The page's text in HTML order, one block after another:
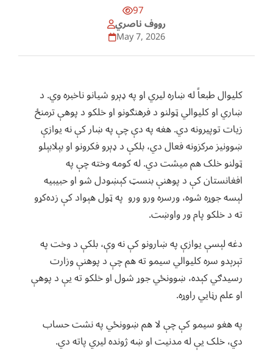
97
رووف ناصري
May 7, 2026
کلیوال طبعاً له ښاره ليري او په ډېرو شیانو ناخبره وي. د
ښاري او کلیوالي ټولنو د فرهنګونو او خلکو د پوهې ترمنځ
زیات توپیرونه دي. هغه په دې چې په ښار کې نه یوازې
ښوونیز مرکزونه فعال دي، بلکې د ډېرو فکرونو او بېلابېلو
ټولنو خلک هم میشت دي. له کومه وخته چې په
افغانستان کې د پوهنې بنسټ کېښودل شو او حبیبیه
لېسه جوړه شوه، ورسره ورو ورو په ټول هېواد کې زده‌کړو
ته د خلکو پام ور واوښت.
دغه لېسې یوازې په ښارونو کې نه وې، بلکې د وخت په
تېرېدو سره کلیوالي سیمو ته هم چې د پوهنې وزارت
رسیدګي کېده، ښوونځي جوړ شول او خلکو ته یې د پوهې
او علم رڼایي راوړه.
په هغو سیمو کې چې لا هم ښوونځي په نشت حساب
دي، خلک یې له مدنیت او ښه ژونده لیري پاته دي.